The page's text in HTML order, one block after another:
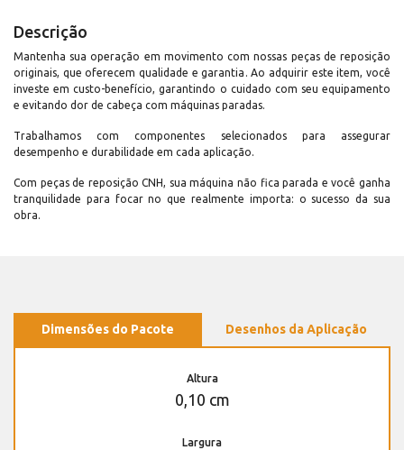
Descrição
Mantenha sua operação em movimento com nossas peças de reposição
originais, que oferecem qualidade e garantia. Ao adquirir este item, você
investe em custo-benefício, garantindo o cuidado com seu equipamento
e evitando dor de cabeça com máquinas paradas.
Trabalhamos com componentes selecionados para assegurar
desempenho e durabilidade em cada aplicação.
Com peças de reposição CNH, sua máquina não fica parada e você ganha
tranquilidade para focar no que realmente importa: o sucesso da sua
obra.
Dimensões do Pacote Desenhos da Aplicação
Altura
0,10 cm
Largura